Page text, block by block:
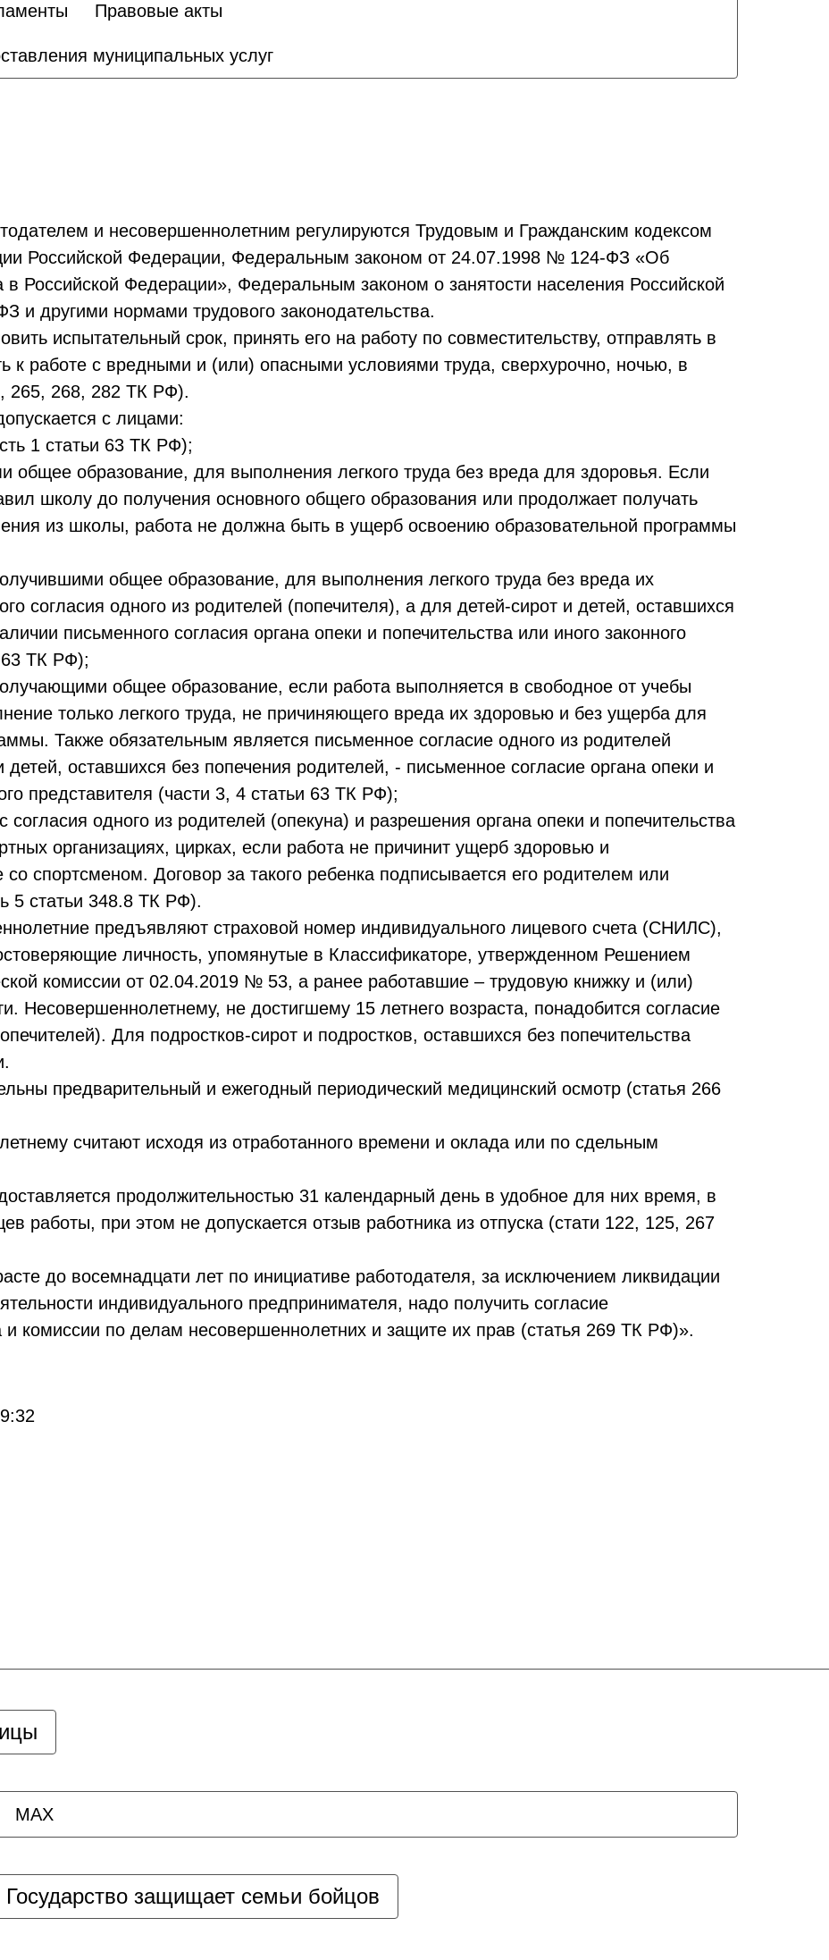
Правовые акты
муниципальных услуг
и несовершеннолетним регулируются Трудовым и Гражданским кодексом
Российской Федерации, Федеральным законом от 24.07.1998 № 124-ФЗ «Об
в Российской Федерации», Федеральным законом о занятости населения Российской
другими нормами трудового законодательства.
испытательный срок, принять его на работу по совместительству, отправлять в
к работе с вредными и (или) опасными условиями труда, сверхурочно, ночью, в
265, 268, 282 ТК РФ).
с лицами:
1 статьи 63 ТК РФ);
общее образование, для выполнения легкого труда без вреда для здоровья. Если
школу до получения основного общего образования или продолжает получать
из школы, работа не должна быть в ущерб освоению образовательной программы
общее образование, для выполнения легкого труда без вреда их
согласия одного из родителей (попечителя), а для детей-сирот и детей, оставшихся
письменного согласия органа опеки и попечительства или иного законного
63 ТК РФ);
общее образование, если работа выполняется в свободное от учебы
только легкого труда, не причиняющего вреда их здоровью и без ущерба для
Также обязательным является письменное согласие одного из родителей
оставшихся без попечения родителей, - письменное согласие органа опеки и
представителя (части 3, 4 статьи 63 ТК РФ);
одного из родителей (опекуна) и разрешения органа опеки и попечительства
организациях, цирках, если работа не причинит ущерб здоровью и
спортсменом. Договор за такого ребенка подписывается его родителем или
5 статьи 348.8 ТК РФ).
предъявляют страховой номер индивидуального лицевого счета (СНИЛС),
личность, упомянутые в Классификаторе, утвержденном Решением
комиссии от 02.04.2019 № 53, а ранее работавшие – трудовую книжку и (или)
Несовершеннолетнему, не достигшему 15 летнего возраста, понадобится согласие
Для подростков-сирот и подростков, оставшихся без попечительства
предварительный и ежегодный периодический медицинский осмотр (статья 266
считают исходя из отработанного времени и оклада или по сдельным
продолжительностью 31 календарный день в удобное для них время, в
работы, при этом не допускается отзыв работника из отпуска (стати 122, 125, 267
до восемнадцати лет по инициативе работодателя, за исключением ликвидации
индивидуального предпринимателя, надо получить согласие
и комиссии по делам несовершеннолетних и защите их прав (статья 269 ТК РФ)».
MAX
Государство защищает семьи бойцов